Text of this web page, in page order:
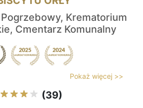
Pogrzebowy, Krematorium
Cmentarz Komunalny
Pokaż więcej >>
(39)